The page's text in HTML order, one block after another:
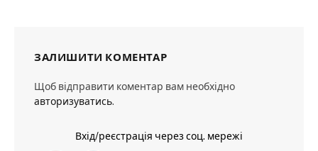
ЗАЛИШИТИ КОМЕНТАР
Щоб відправити коментар вам необхідно
авторизуватись.
Вхід/реєстрація через соц. мережі